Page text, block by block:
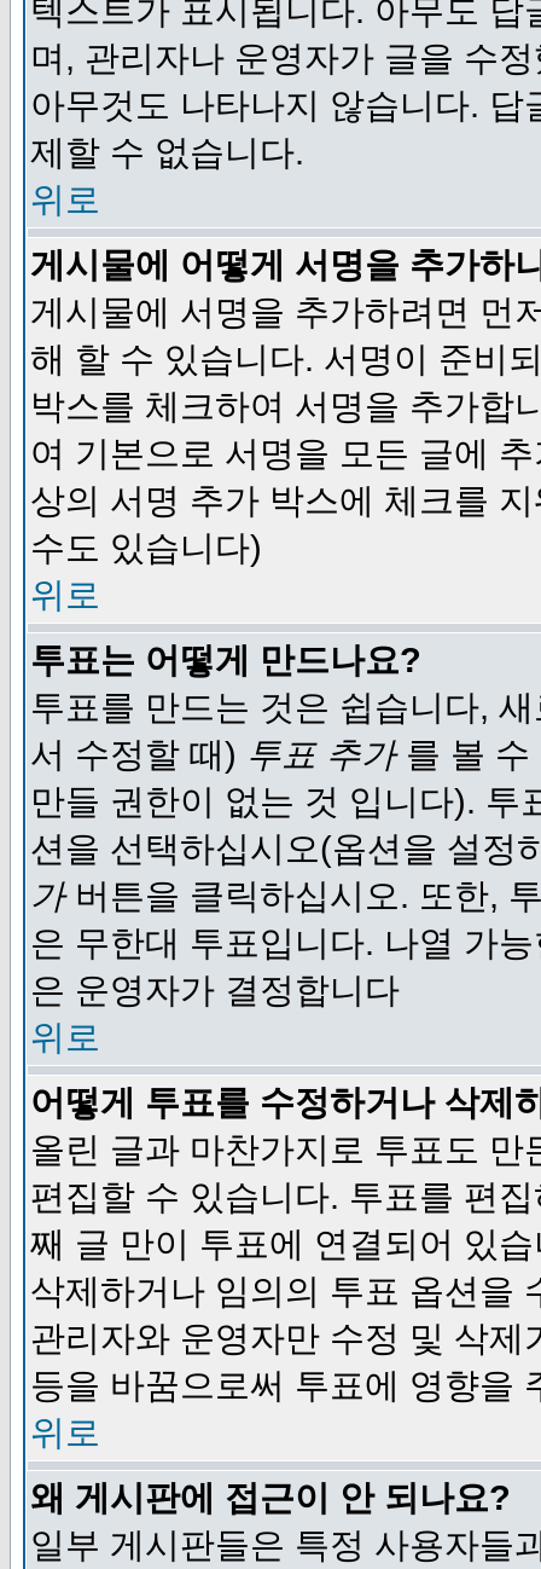
텍스트가 표시됩니다. 아무도
며, 관리자나 운영자가 글을 수
아무것도 나타나지 않습니다.
제할 수 없습니다.
위로
게시물에 어떻게 서명을 추가하
게시물에 서명을 추가하려면 먼
해 할 수 있습니다. 서명이 준비
박스를 체크하여 서명을 추가합
여 기본으로 서명을 모든 글에
상의 서명 추가 박스에 체크를
수도 있습니다)
위로
투표는 어떻게 만드나요?
투표를 만드는 것은 쉽습니다,
서 수정할 때) 투표 추가를 볼 수
만들 권한이 없는 것 입니다).
션을 선택하십시오(옵션을 설정
가버튼을 클릭하십시오. 또한,
은 무한대 투표입니다. 나열 가
은 운영자가 결정합니다
위로
어떻게 투표를 수정하거나 삭제
올린 글과 마찬가지로 투표도
편집할 수 있습니다. 투표를 편
째 글 만이 투표에 연결되어 있
삭제하거나 임의의 투표 옵션을
관리자와 운영자만 수정 및 삭
등을 바꿈으로써 투표에 영향을
위로
왜 게시판에 접근이 안 되나요?
일부 게시판들은 특정 사용자들